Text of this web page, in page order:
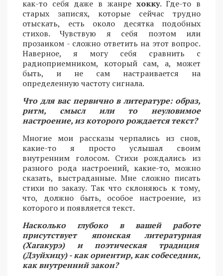
как-то себя даже в жанре хокку. Где-то в
старых записях, которые сейчас трудно
отыскать, есть около десятка подобных
стихов. Чувствую я себя поэтом или
прозаиком - сложно ответить на этот вопрос.
Наверное, я могу себя сравнить с
радиоприемником, который сам, а, может
быть, и не сам настраивается на
определенную частоту сигнала.
Что для вас первично в литературе: образ,
ритм, смысл или то неуловимое
настроение, из которого рождается текст?
Многие мои рассказы черпались из снов,
какие-то я просто услышал своим
внутренним голосом. Стихи рождались из
разного рода настроений, какие-то, можно
сказать, выстраданные. Мне сложно писать
стихи по заказу. Так что склоняюсь к тому,
что, должно быть, особое настроение, из
которого и появляется текст.
Насколько глубоко в вашей работе
присутствует японская литературная
(Хагакурэ) и поэтическая традиция
(Дзуйхицу) - как ориентир, как собеседник,
как внутренний закон?